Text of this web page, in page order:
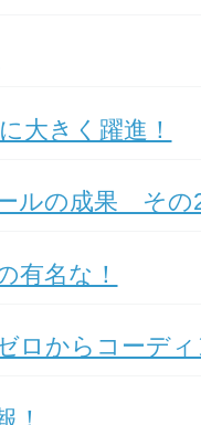
大きく躍進！
ルの成果 その
有名な！
ロからコーデ
！